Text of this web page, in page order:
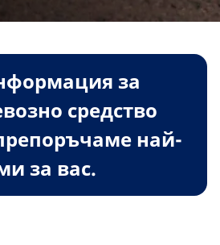
за
средство
най-
за вас.